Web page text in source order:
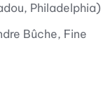
Philadelphia)
Bûche, Fine